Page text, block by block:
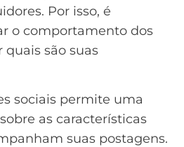
Por isso, é
o comportamento dos
quais são suas
sociais permite uma
as características
suas postagens.